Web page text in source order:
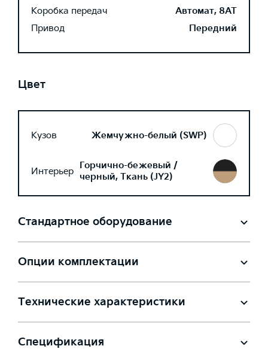
Коробка передач
Автомат, 8AT
Привод
Передний
Цвет
Кузов Жемчужно-белый (SWP)
Интерьер Горчично-бежевый /
черный, Ткань (JY2)
Стандартное оборудование
Опции комплектации
Технические характеристики
Спецификация